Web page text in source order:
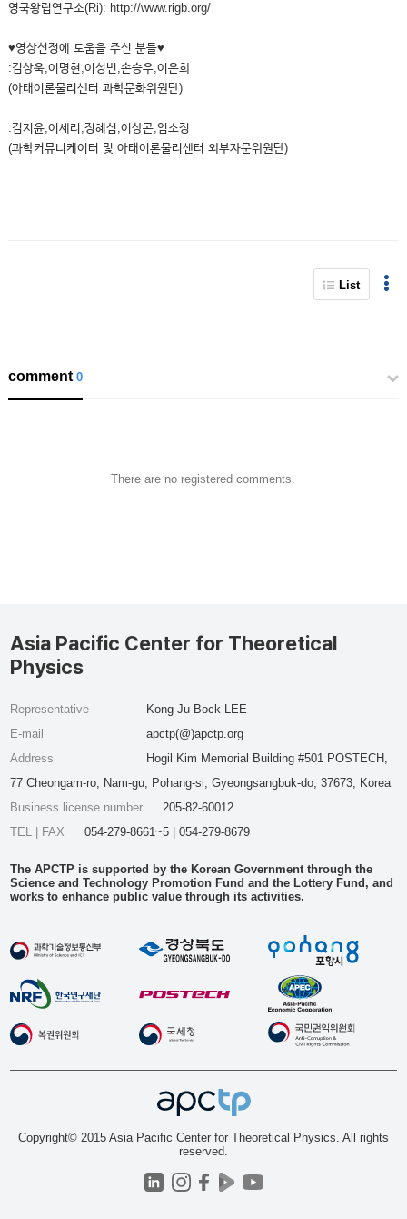
영국왕립연구소(Ri): http://www.rigb.org/
♥영상선정에 도움을 주신 분들♥
:김상욱,이명현,이성빈,손승우,이은희
(아태이론물리센터 과학문화위원단)
:김지윤,이세리,정혜심,이상곤,임소정
(과학커뮤니케이터 및 아태이론물리센터 외부자문위원단)
List
comment0
There are no registered comments.
Asia Pacific Center for Theoretical
Physics
Representative
Kong-Ju-Bock LEE
E-mail
apctp(@)apctp.org
Address
Hogil Kim Memorial Building #501 POSTECH,
77 Cheongam-ro, Nam-gu, Pohang-si, Gyeongsangbuk-do, 37673, Korea
Business license number
205-82-60012
TEL | FAX
054-279-8661~5 | 054-279-8679
The APCTP is supported by the Korean Government through the
Science and Technology Promotion Fund and the Lottery Fund, and
works to enhance public value through its activities.
Copyright© 2015 Asia Pacific Center for Theoretical Physics. All rights
reserved.